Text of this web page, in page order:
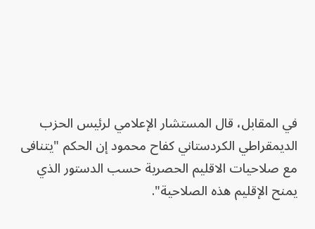
في المقابل، قال المستشار الإعلامي لرئيس الحزب
الديمقراطي الكردستاني كفاح محمود إن الحكم "يتنافى
مع صلاحيات الاقليم الحصرية حسب الدستور الذي
يمنح الإقليم هذه الصلاحية".